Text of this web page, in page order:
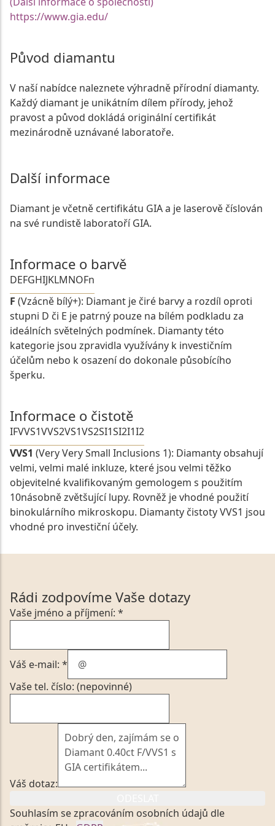
https://www.gia.edu/
Původ diamantu
V naší nabídce naleznete výhradně přírodní diamanty.
Každý diamant je unikátním dílem přírody, jehož
pravost a původ dokládá originální certifikát
mezinárodně uznávané laboratoře.
Další informace
Diamant je včetně certifikátu GIA a je laserově číslován
na své rundistě laboratoří GIA.
Informace o barvě
DEFGHIJKLMNOFn
F (Vzácně bílý+): Diamant je čiré barvy a rozdíl oproti
stupni D či E je patrný pouze na bílém podkladu za
ideálních světelných podmínek. Diamanty této
kategorie jsou zpravidla využívány k investičním
účelům nebo k osazení do dokonale působícího
šperku.
Informace o čistotě
IFVVS1VVS2VS1VS2SI1SI2I1I2
VVS1 (Very Very Small Inclusions 1): Diamanty obsahují
velmi, velmi malé inkluze, které jsou velmi těžko
objevitelné kvalifikovaným gemologem s použitím
10násobně zvětšující lupy. Rovněž je vhodné použití
binokulárního mikroskopu. Diamanty čistoty VVS1 jsou
vhodné pro investiční účely.
Rádi zodpovíme Vaše dotazy
Vaše jméno a příjmení: *
Váš e-mail: *
Vaše tel. číslo: (nepovinné)
Váš dotaz:
Souhlasím se zpracováním osobních údajů dle